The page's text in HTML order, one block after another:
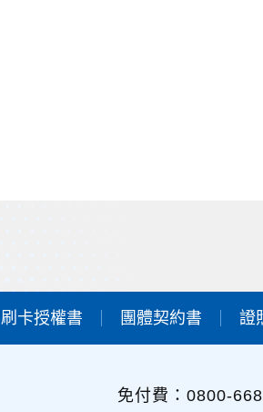
刷卡授權書 團體契約書 證
免付費：0800-